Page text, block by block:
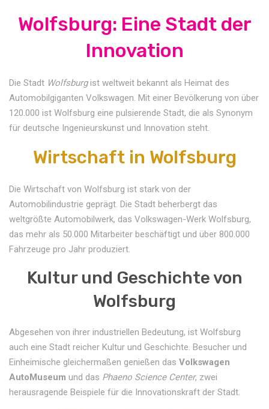
Wolfsburg: Eine Stadt der
Innovation
Die Stadt Wolfsburgist weltweit bekannt als Heimat des
Automobilgiganten Volkswagen. Mit einer Bevölkerung von über
120.000 ist Wolfsburg eine pulsierende Stadt, die als Synonym
für deutsche Ingenieurskunst und Innovation steht.
Wirtschaft in Wolfsburg
Die Wirtschaft von Wolfsburg ist stark von der
Automobilindustrie geprägt. Die Stadt beherbergt das
weltgrößte Automobilwerk, das Volkswagen-Werk Wolfsburg,
das mehr als 50.000 Mitarbeiter beschäftigt und über 800.000
Fahrzeuge pro Jahr produziert.
Kultur und Geschichte von
Wolfsburg
Abgesehen von ihrer industriellen Bedeutung, ist Wolfsburg
auch eine Stadt reicher Kultur und Geschichte. Besucher und
Einheimische gleichermaßen genießen das Volkswagen
AutoMuseum und das Phaeno Science Center, zwei
herausragende Beispiele für die Innovationskraft der Stadt.